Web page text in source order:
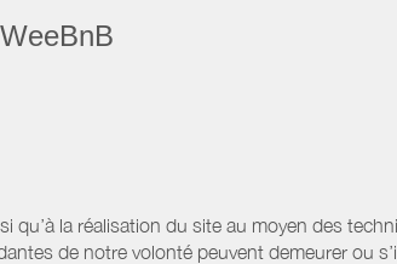
la réalisation du site au moyen des
de notre volonté peuvent demeurer ou